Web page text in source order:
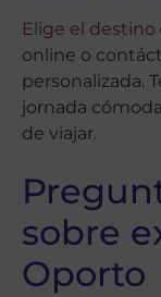
Elige el destino
online o
personalizada.
jornada
de viajar.
sobre
Oporto